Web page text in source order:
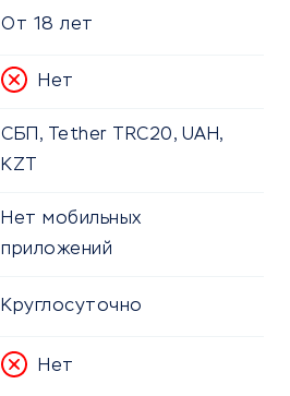
От 18 лет
Нет
СБП, Tether TRC20, UAH,
KZT
Нет мобильных
приложений
Круглосуточно
Нет